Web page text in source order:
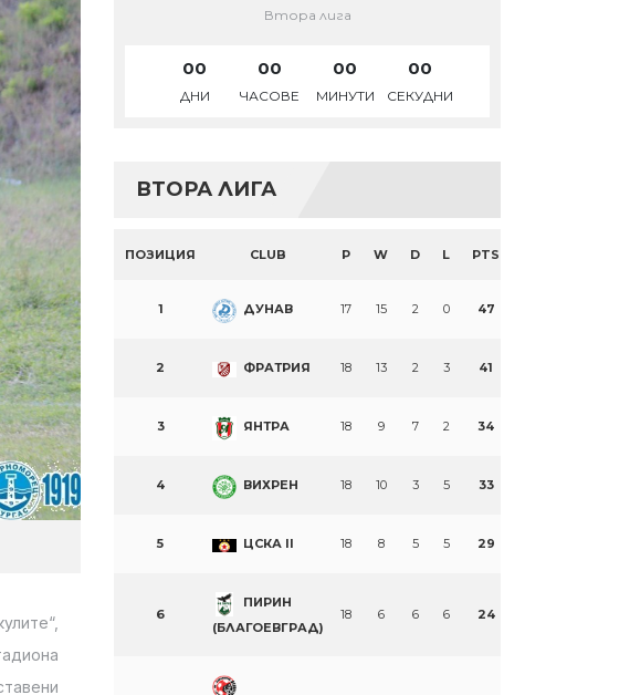
Втора лига
00
ДНИ
00
ЧАСОВЕ
00
МИНУТИ
00
СЕКУДНИ
ВТОРА ЛИГА
ПОЗИЦИЯ CLUB P W D L PTS
1 ДУНАВ 17 15 2 0 47
2 ФРАТРИЯ 18 13 2 3 41
3 ЯНТРА 18 9 7 2 34
4 ВИХРЕН 18 10 3 5 33
5 ЦСКА II 18 8 5 5 29
6
ПИРИН
(БЛАГОЕВГРАД)
18 6 6 6 24